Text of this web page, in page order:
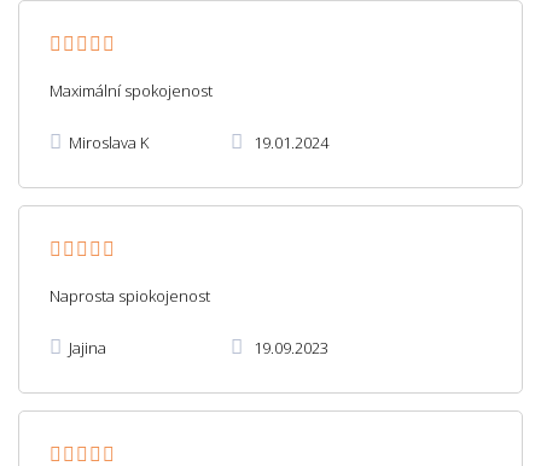
Maximální spokojenost
Miroslava K 19.01.2024
Naprosta spiokojenost
Jajina 19.09.2023